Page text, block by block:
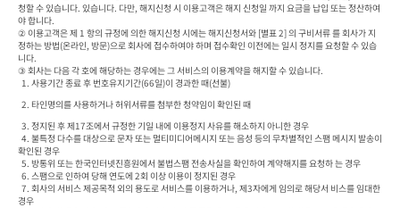
청할 수 있습니다. 있습니다. 다만, 해지신청 시 이용고객은 해지 신청일 까지 요금을 납입 또는 정산하여
야 합니다.
② 이용고객은 제 1 항의 규정에 의한 해지신청 시에는 해지신청서와 [별표 2] 의 구비서류 를 회사가 지
정하는 방법(온라인, 방문)으로 회사에 접수하여야 하며 접수확인 이전에는 일시 정지를 요청할 수 있습
니다.
③ 회사는 다음 각 호에 해당하는 경우에는 그 서비스의 이용계약을 해지할 수 있습니다.
  1. 사용기간 종료 후 번호유지기간(66일)이 경과한 때(선불)
  2. 타인명의를 사용하거나 허위서류를 첨부한 청약임이 확인된 때
확인된 경우
경우